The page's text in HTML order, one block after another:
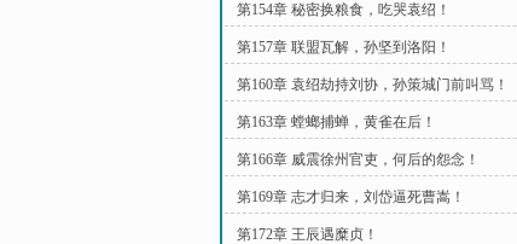
第154章 秘密换粮食，吃哭袁绍！
第157章 联盟瓦解，孙坚到洛阳！
第160章 袁绍劫持刘协，孙策城门前叫骂！
第163章 螳螂捕蝉，黄雀在后！
第166章 威震徐州官吏，何后的怨念！
第169章 志才归来，刘岱逼死曹嵩！
第172章 王辰遇糜贞！